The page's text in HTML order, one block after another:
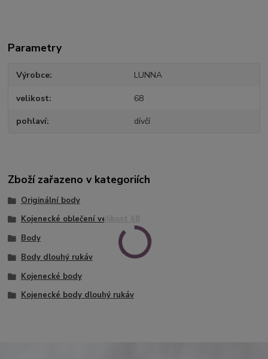
Parametry
Výrobce LUNNA
velikost 68
pohlaví dívčí
Zboží zařazeno v kategoriích
Originální body
Kojenecké oblečení velikost 68
Body
Body dlouhý rukáv
Kojenecké body
Kojenecké body dlouhý rukáv